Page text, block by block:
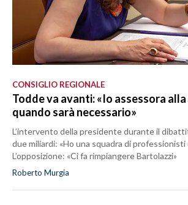
CONSIGLIO REGIONALE
Todde va avanti: «Io assessora
quando sarà necessario»
L’intervento della presidente durante il
due miliardi: «Ho una squadra di professionisti
L’opposizione: «Ci fa rimpiangere Bartolazzi»
Roberto Murgia